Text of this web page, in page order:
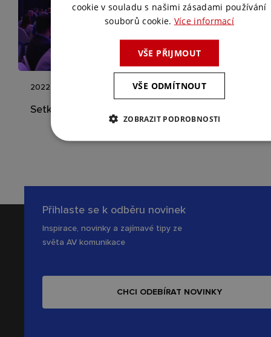
2022
Setkání Platon Life
Přihlaste se k odběru novinek
Inspirace, novinky a zajímavé tipy ze
světa AV komunikace
CHCI ODEBÍRAT NOVINKY
cookie v souladu s našimi zásadami používání
souborů cookie. Více informací
VŠE PŘIJMOUT
VŠE ODMÍTNOUT
ZOBRAZIT PODROBNOSTI